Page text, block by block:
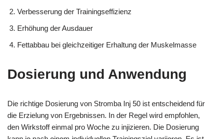
Verbesserung der Trainingseffizienz
Erhöhung der Ausdauer
Fettabbau bei gleichzeitiger Erhaltung der Muskelmasse
Dosierung und Anwendung
Die richtige Dosierung von Stromba Inj 50 ist entscheidend für
die Erzielung von Ergebnissen. In der Regel wird empfohlen,
den Wirkstoff einmal pro Woche zu injizieren. Die Dosierung